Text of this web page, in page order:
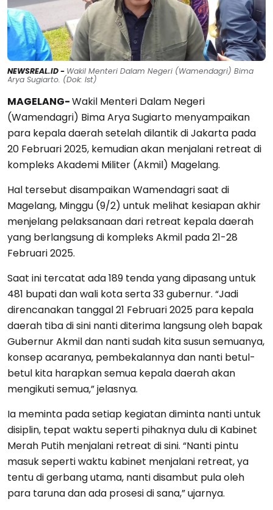
NEWSREAL.ID - Wakil Menteri Dalam Negeri (Wamendagri) Bima
Arya Sugiarto. (Dok: Ist)
MAGELANG-Wakil Menteri Dalam Negeri
(Wamendagri) Bima Arya Sugiarto menyampaikan
para kepala daerah setelah dilantik di Jakarta pada
20 Februari 2025, kemudian akan menjalani retreat di
kompleks Akademi Militer (Akmil) Magelang.
Hal tersebut disampaikan Wamendagri saat di
Magelang, Minggu (9/2) untuk melihat kesiapan akhir
menjelang pelaksanaan dari retreat kepala daerah
yang berlangsung di kompleks Akmil pada 21-28
Februari 2025.
Saat ini tercatat ada 189 tenda yang dipasang untuk
481 bupati dan wali kota serta 33 gubernur. “Jadi
direncanakan tanggal 21 Februari 2025 para kepala
daerah tiba di sini nanti diterima langsung oleh bapak
Gubernur Akmil dan nanti sudah kita susun semuanya,
konsep acaranya, pembekalannya dan nanti betul-
betul kita harapkan semua kepala daerah akan
mengikuti semua,” jelasnya.
Ia meminta pada setiap kegiatan diminta nanti untuk
disiplin, tepat waktu seperti pihaknya dulu di Kabinet
Merah Putih menjalani retreat di sini. “Nanti pintu
masuk seperti waktu kabinet menjalani retreat, ya
tentu di gerbang utama, nanti disambut pula oleh
para taruna dan ada prosesi di sana,” ujarnya.